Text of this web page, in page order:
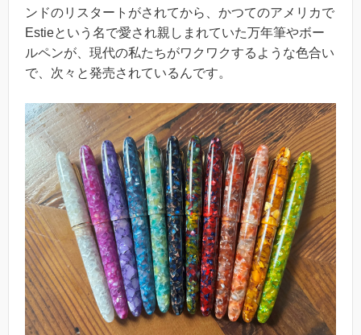
ンドのリスタートがされてから、かつてのアメリカで
Estieという名で愛され親しまれていた万年筆やボー
ルペンが、現代の私たちがワクワクするような色合い
で、次々と発売されているんです。